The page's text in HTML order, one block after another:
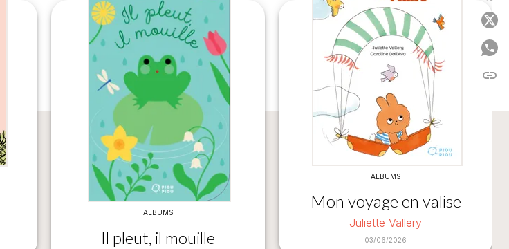
ALBUMS
Il pleut, il mouille
ALBUMS
Mon voyage en valise
Juliette Vallery
03/06/2026
link